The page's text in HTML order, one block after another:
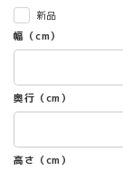
新品
幅（cm）
奥行（cm）
高さ（cm）